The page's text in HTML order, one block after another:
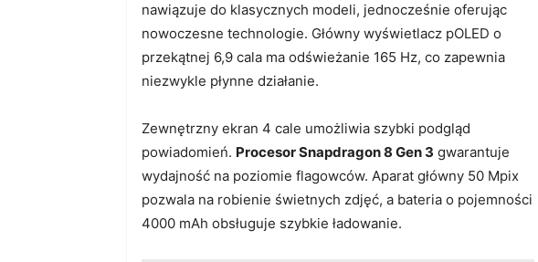
nawiązuje do klasycznych modeli, jednocześnie oferując
nowoczesne technologie. Główny wyświetlacz pOLED o
przekątnej 6,9 cala ma odświeżanie 165 Hz, co zapewnia
niezwykle płynne działanie.
Zewnętrzny ekran 4 cale umożliwia szybki podgląd
powiadomień. Procesor Snapdragon 8 Gen 3 gwarantuje
wydajność na poziomie flagowców. Aparat główny 50 Mpix
pozwala na robienie świetnych zdjęć, a bateria o pojemności
4000 mAh obsługuje szybkie ładowanie.